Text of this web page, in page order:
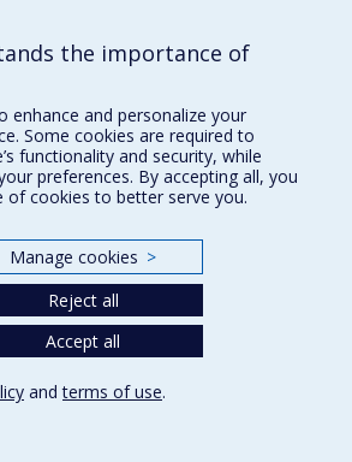
our Faculty
the importance of
enhance and personalize your
Some cookies are required to
functionality and security, while
preferences. By accepting all, you
of cookies to better serve you.
Manage cookies >
Reject all
Accept all
andterms of use.